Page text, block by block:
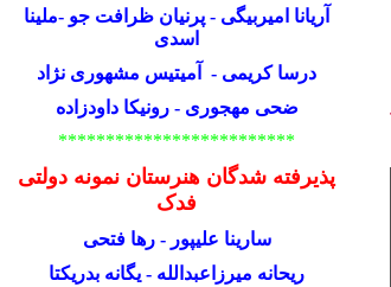
آریانا امیربیگی - پرنیان ظرافت جو -ملینا
اسدی
درسا کریمی -
آمیتیس مشهوری نژاد
ضحی مهجوری - رونیکا داودزاده
*************************
پذیرفته شدگان هنرستان نمونه دولتی
فدک
سارینا علیپور - رها فتحی
ریحانه میرزاعبدالله - یگانه بدریکتا